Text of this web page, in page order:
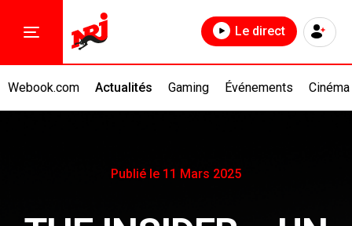
Webook.com Actualités Gaming Événements Cinéma
Le direct
Publié le 11 Mars 2025